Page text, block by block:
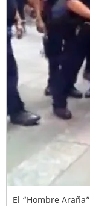
El “Hombre